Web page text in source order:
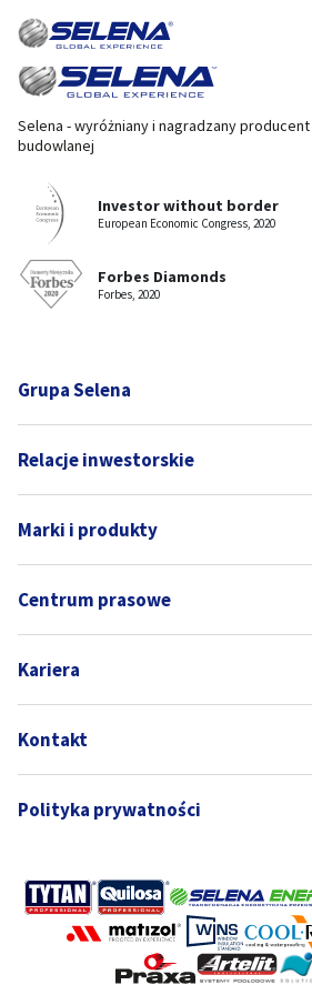
Selena - wyróżniany i nagradzany
budowlanej
Investor without border
European Economic Congress, 2020
Forbes Diamonds
Forbes, 2020
Grupa Selena
Relacje inwestorskie
Marki i produkty
Centrum prasowe
Kariera
Kontakt
Polityka prywatności